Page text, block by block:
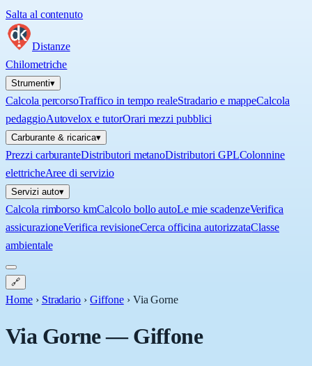
Salta al contenuto
Distanze
Chilometriche
Strumenti▾
Calcola percorsoTraffico in tempo realeStradario e mappeCalcola
pedaggioAutovelox e tutorOrari mezzi pubblici
Carburante & ricarica▾
Prezzi carburanteDistributori metanoDistributori GPLColonnine
elettricheAree di servizio
Servizi auto▾
Calcola rimborso kmCalcolo bollo autoLe mie scadenzeVerifica
assicurazioneVerifica revisioneCerca officina autorizzataClasse
ambientale
🔗
Home › Stradario › Giffone › Via Gorne
Via Gorne—Giffone